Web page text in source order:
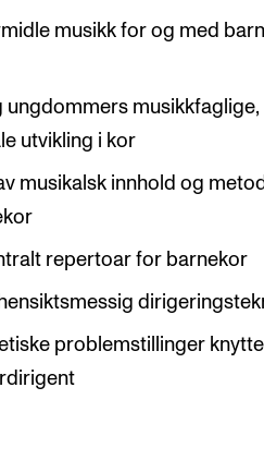
musikk for og med
ungdommers musikkfaglige,
utvikling i kor
musikalsk innhold og
repertoar for barnekor
problemstillinger